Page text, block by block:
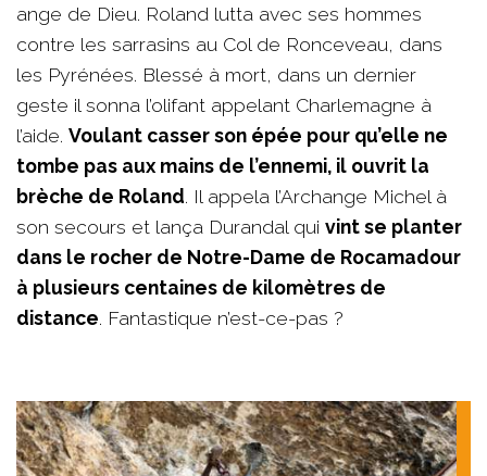
ange de Dieu. Roland lutta avec ses hommes
contre les sarrasins au Col de Ronceveau, dans
les Pyrénées. Blessé à mort, dans un dernier
geste il sonna l’olifant appelant Charlemagne à
l’aide. Voulant casser son épée pour qu’elle ne
tombe pas aux mains de l’ennemi, il ouvrit la
brèche de Roland. Il appela l’Archange Michel à
son secours et lança Durandal qui vint se planter
dans le rocher de Notre-Dame de Rocamadour
à plusieurs centaines de kilomètres de
distance. Fantastique n’est-ce-pas ?